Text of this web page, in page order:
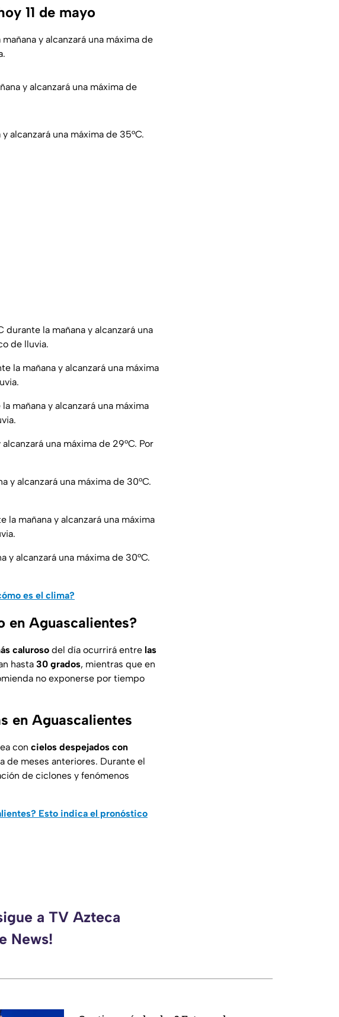
11 de mayo
y alcanzará una máxima de
y alcanzará una máxima de
alcanzará una máxima de 35°C.
durante la mañana y alcanzará una
de lluvia.
la mañana y alcanzará una máxima
mañana y alcanzará una máxima
una máxima de 29°C. Por
y alcanzará una máxima de 30°C.
la mañana y alcanzará una máxima
y alcanzará una máxima de 30°C.
es el clima?
en Aguascalientes?
caluroso del día ocurrirá entre las
hasta 30 grados, mientras que en
no exponerse por tiempo
en Aguascalientes
con cielos despejados con
de meses anteriores. Durante el
de ciclones y fenómenos
Esto indica el pronóstico
a TV Azteca
News!